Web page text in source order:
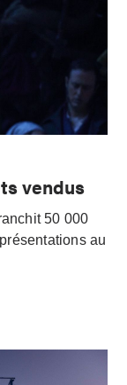
vendus
50 000
au